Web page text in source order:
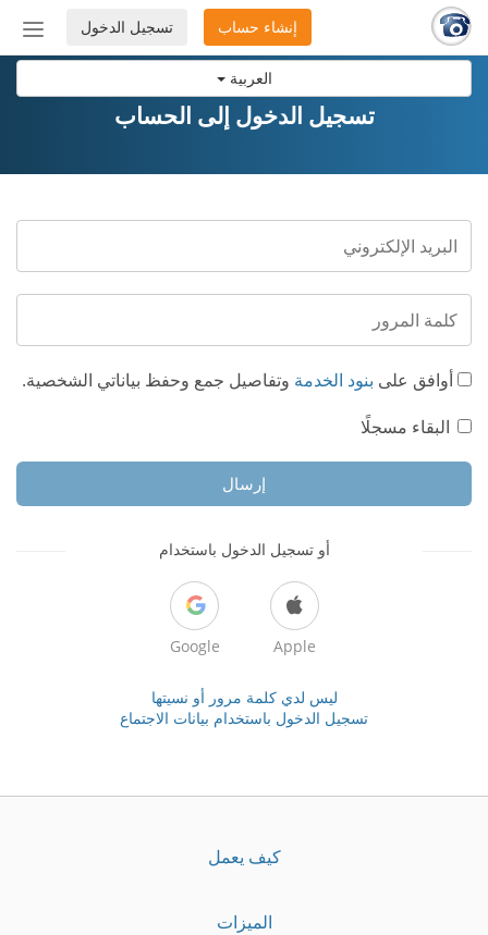
العربية
أو
تسجيل الدخول إنشاء حساب
تسجيل الدخول إلى الحساب
أوافق على بنود الخدمة وتفاصيل جمع وحفظ بياناتي الشخصية.
البقاء مسجلًا
إرسال
أو تسجيل الدخول باستخدام
Apple
Google
ليس لدي كلمة مرور أو نسيتها
تسجيل الدخول باستخدام بيانات الاجتماع
كيف يعمل
الميزات